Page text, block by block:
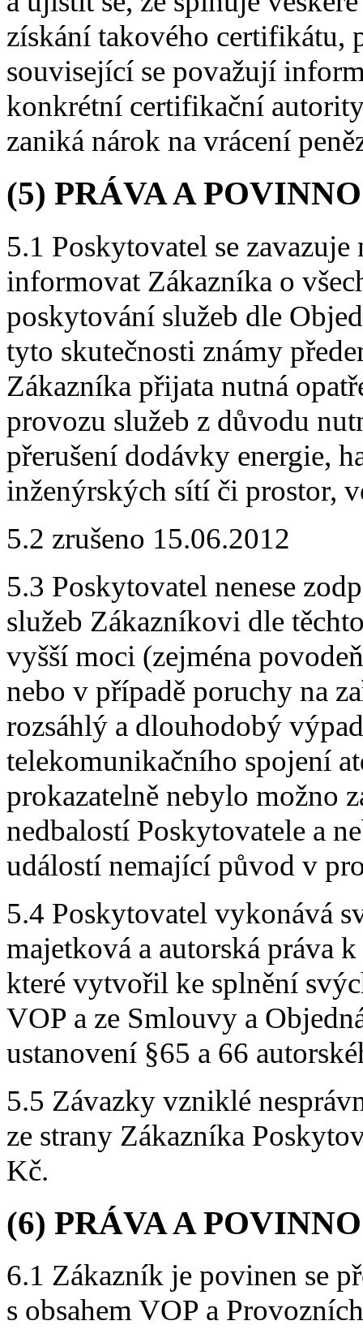
získání takového certifikátu,
související se považují
konkrétní certifikační
zaniká nárok na vrácení
(5) PRÁVA A
5.1 Poskytovatel se
informovat Zákazníka o
poskytování služeb dle
tyto skutečnosti známy
Zákazníka přijata nutná
provozu služeb z důvodu
přerušení dodávky energie,
inženýrských sítí či prostor,
5.2 zrušeno 15.06.2012
5.3 Poskytovatel nenese
služeb Zákazníkovi dle
vyšší moci (zejména
nebo v případě poruchy na
rozsáhlý a dlouhodobý
telekomunikačního spojení
prokazatelně nebylo možno
nedbalostí Poskytovatele a
událostí nemající původ v
5.4 Poskytovatel vykonává
majetková a autorská práva
které vytvořil ke splnění
VOP a ze Smlouvy a
ustanovení §65 a 66
5.5 Závazky vzniklé
ze strany Zákazníka
Kč.
(6) PRÁVA A
6.1 Zákazník je povinen se
s obsahem VOP a